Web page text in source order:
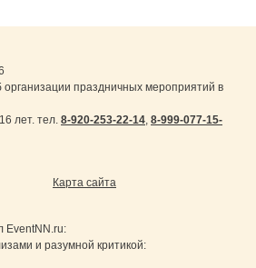
праздничных мероприятий в
лет. тел. 8-920-253-22-14, 8-999-077-15-
Карта сайта
EventNN.ru:
и разумной критикой: